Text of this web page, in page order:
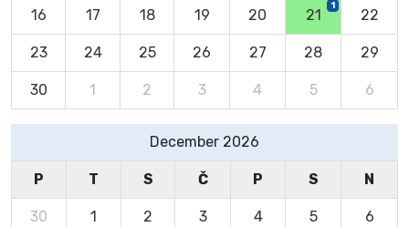
16 17 18 19 20 21
1
22
23 24 25 26 27 28 29
30 1 2 3 4 5 6
December 2026
P T S Č P S N
30 1 2 3 4 5 6